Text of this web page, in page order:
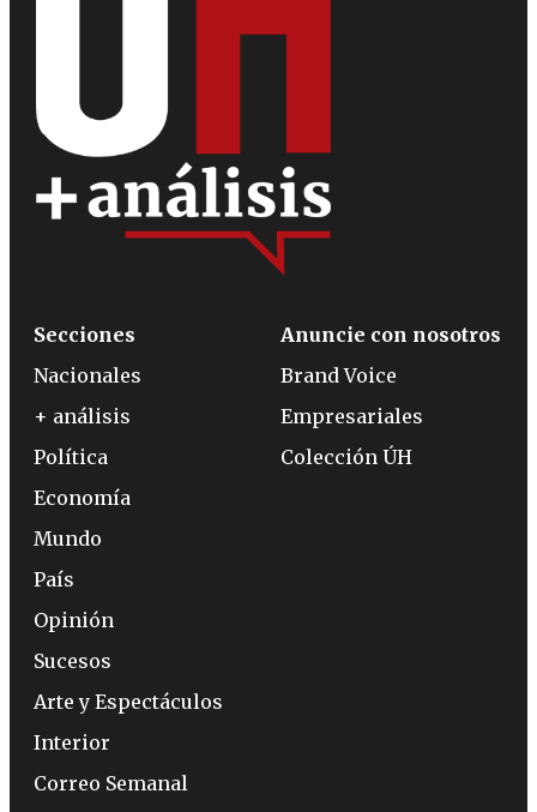
Secciones
Nacionales
+ análisis
Política
Economía
Mundo
País
Opinión
Sucesos
Arte y Espectáculos
Interior
Correo Semanal
Anuncie con nosotros
Brand Voice
Empresariales
Colección ÚH